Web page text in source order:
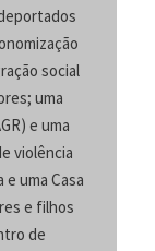
social
uma
e uma
violência
uma Casa
e filhos
de